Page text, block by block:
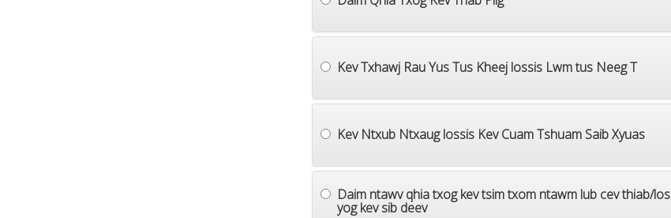
Kev Txhawj Rau Yus Tus Kheej lossis Lwm tus Neeg T
Kev Ntxub Ntxaug lossis Kev Cuam Tshuam Saib Xyuas
Daim ntawv qhia txog kev tsim txom ntawm lub cev thiab/los
yog kev sib deev